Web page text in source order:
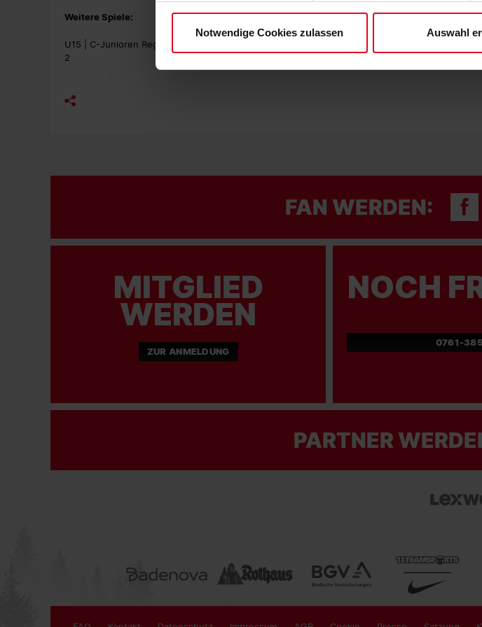
Notwendige Cookies zulassen Auswahl
Weitere Spiele:
U15 | C-Junioren Regionalliga Süd | SC Freiburg – VfB Stuttgart | 27.04.2025 | 14 Uhr |
2
FAN WERDEN:
MITGLIED
WERDEN
ZUR ANMELDUNG
NOCH
0761-
PARTNER